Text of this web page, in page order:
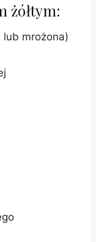
żółtym:
mrożona)